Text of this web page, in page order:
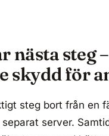
nästa steg
skydd för
steg bort från en
server.